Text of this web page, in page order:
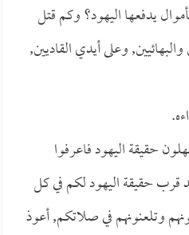
يدفعها اليهود؟ وكم قتل
وعلى أيدي القاديين,
حقيقة اليهود فاعرفوا
قرب حقيقة اليهود لكم في كل
وتلعنونهم في صلاتكم, أعوذ